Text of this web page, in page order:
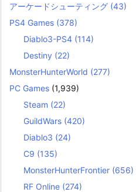
アーケードシューティング (43)
PS4 Games (378)
Diablo3-PS4 (114)
Destiny (22)
MonsterHunterWorld (277)
PC Games (1,939)
Steam (22)
GuildWars (420)
Diablo3 (24)
C9 (135)
MonsterHunterFrontier (656)
RF Online (274)